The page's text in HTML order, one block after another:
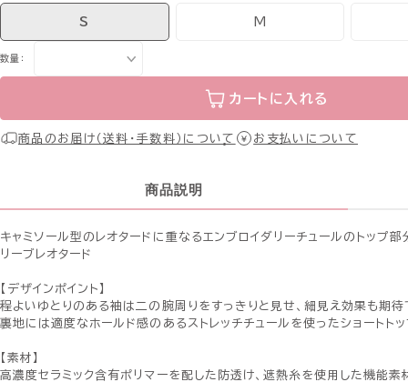
S M
数量：
カートに入れる
商品のお届け（送料・手数料）について お支払いについて
商品説明
キャミソール型のレオタードに重なるエンブロイダリーチュールのトップ
リーブレオタード
【デザインポイント】
程よいゆとりのある袖は二の腕周りをすっきりと見せ、細見え効果も期待
裏地には適度なホールド感のあるストレッチチュールを使ったショートト
【素材】
高濃度セラミック含有ポリマーを配した防透け、遮熱糸を使用した機能